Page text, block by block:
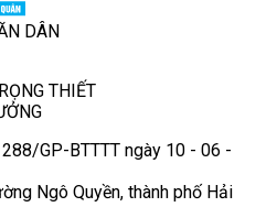
DÂN
THIẾT
GP-BTTTT ngày 10 - 06 -
Ngô Quyền, thành phố Hải